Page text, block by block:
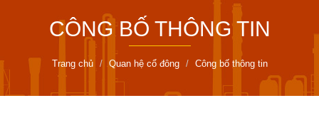
CÔNG BỐ THÔNG TIN
Trang chủ Quan hệ cổ đông Công bố thông tin